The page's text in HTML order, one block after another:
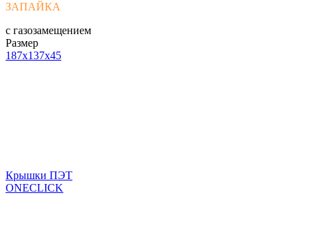
ЗАПАЙКА
с газозамещением
Размер
187x137x45
Крышки ПЭТ
ONECLICK